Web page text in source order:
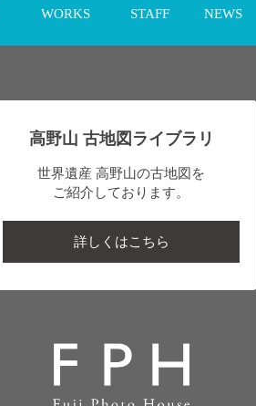
WORKS STAFF NEWS
高野山 古地図ライブラリ
世界遺産 高野山の古地図を
ご紹介しております。
詳しくはこちら